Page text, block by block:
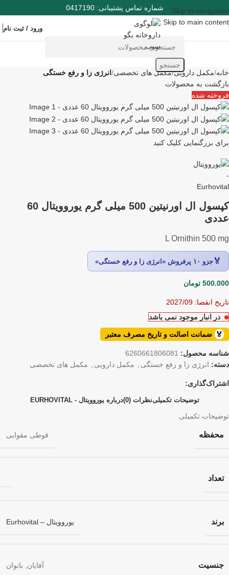
Skip to navigation
Skip to main content
شماره تماس پشتیبانی: 0417190
ورود / ثبت نام
جستجو
خانه مکمل دارویی مکمل های تخصصی انرژی زا و رفع خستگی
بازگشت به محصولات
فروخته شده
برای بزرگنمایی کلیک کنید
کپسول ال اورنیتین 500 میلی گرم یوروویتال 60
عددی
L Ornithin 500 mg
🏅 جزو ۱۰ پرفروش «انرژی زا و رفع خستگی»
500.000 تومان
تاریخ انقضا: 2027/09
در انبار موجود نمی باشد
🏅 ضمانت اصالت و تاریخ مصرف معتبر
شناسه محصول: 6260661806081
دسته: انرژی زا و رفع خستگی مکمل دارویی مکمل های تخصصی
اشتراک‌گذاری:
توضیحات تکمیلینظرات (0) درباره یوروویتال - EURHOVITAL
توضیحات تکمیلی
محفظه قوطی مقوایی
تعداد
برند یوروویتال – Eurhovital
جنسیت آقایان بانوان